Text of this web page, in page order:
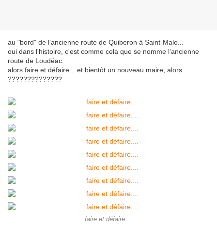
au "bord" de l'ancienne route de Quiberon à Saint-Malo...
oui dans l'histoire, c'est comme cela que se nomme l'ancienne
route de Loudéac.
alors faire et défaire... et bientôt un nouveau maire, alors
??????????????
faire et défaire....